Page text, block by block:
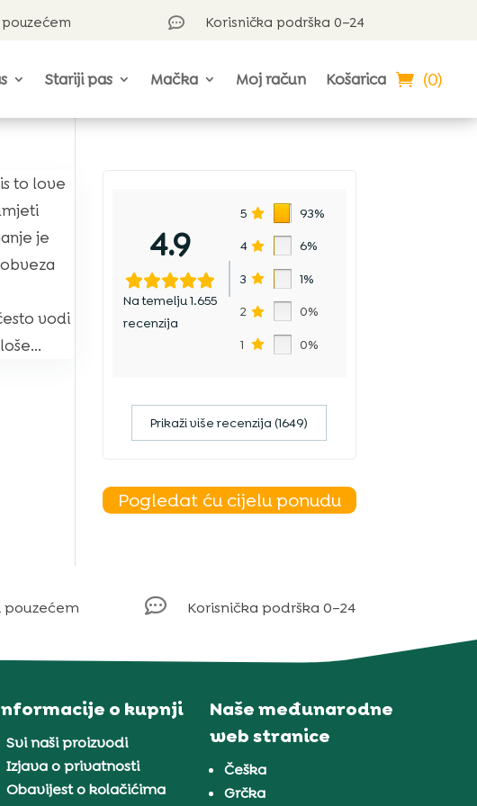
 Korisnička podrška 0–24
Stariji pas Mačka Moj račun Košarica (0)
to love
je
vodi
4.9
Na temelju 1.655
recenzija
5 93%
4 6%
3 1%
2 0%
1 0%
Prikaži više recenzija (1649)
Pogledat ću cijelu ponudu
pouzećem  Korisnička podrška 0–24
o kupnji
Svi naši proizvodi
Izjava o privatnosti
Obavijest o kolačićima
Naše međunarodne
web stranice
Češka
Grčka